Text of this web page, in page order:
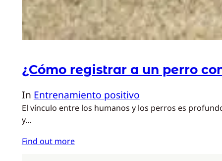
¿Cómo registrar a un perro
In Entrenamiento positivo
El vínculo entre los humanos y los perros es
y…
Find out more